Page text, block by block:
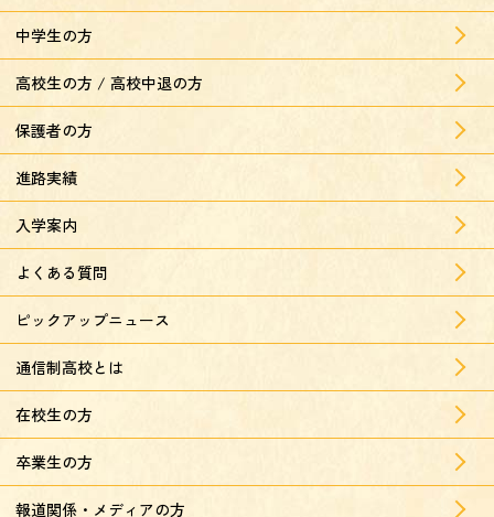
中学生の方
高校生の方 / 高校中退の方
保護者の方
進路実績
入学案内
よくある質問
ピックアップニュース
通信制高校とは
在校生の方
卒業生の方
報道関係・メディアの方